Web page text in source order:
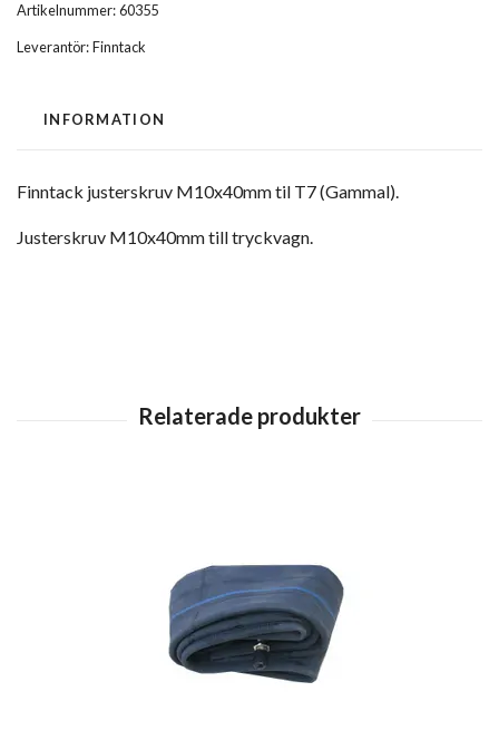
Artikelnummer:60355
Leverantör:Finntack
INFORMATION
Finntack justerskruv M10x40mm til T7 (Gammal).
Justerskruv M10x40mm till tryckvagn.